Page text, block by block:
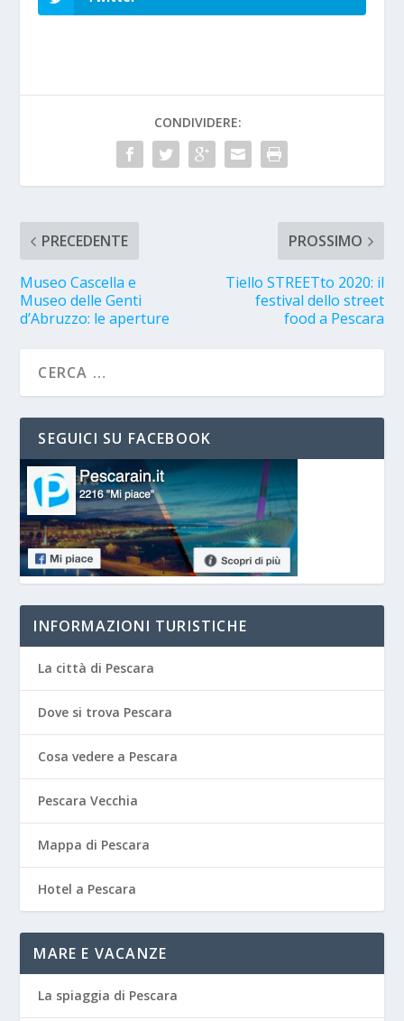
CONDIVIDERE:
PRECEDENTE
Museo Cascella e
Museo delle Genti
d’Abruzzo: le aperture
PROSSIMO
Tiello STREETto 2020: il
festival dello street
food a Pescara
SEGUICI SU FACEBOOK
INFORMAZIONI TURISTICHE
La città di Pescara
Dove si trova Pescara
Cosa vedere a Pescara
Pescara Vecchia
Mappa di Pescara
Hotel a Pescara
MARE E VACANZE
La spiaggia di Pescara